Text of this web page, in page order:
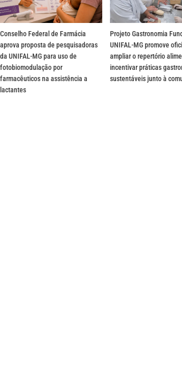
Conselho Federal de Farmácia
aprova proposta de pesquisadoras
da UNIFAL-MG para uso de
fotobiomodulação por
farmacêuticos na assistência a
lactantes
Projeto Gastronomia
UNIFAL-MG promove
ampliar o repertório
incentivar práticas
sustentáveis junto à